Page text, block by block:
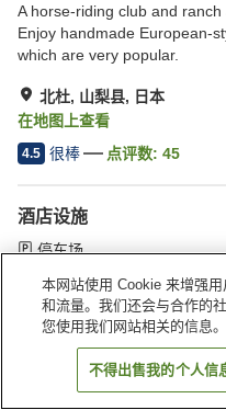
A horse-riding club and
Enjoy handmade European-
which are very popular.
北杜, 山梨县, 日本
在地图上查看
4.5 很棒 点评数: 45
酒店设施
停车场
首页 日本 山梨县 北杜
本网站使用 Cookie 来增强
和流量。我们还会与合作的
您使用我们网站相关的信息。
不得出售我的个人信